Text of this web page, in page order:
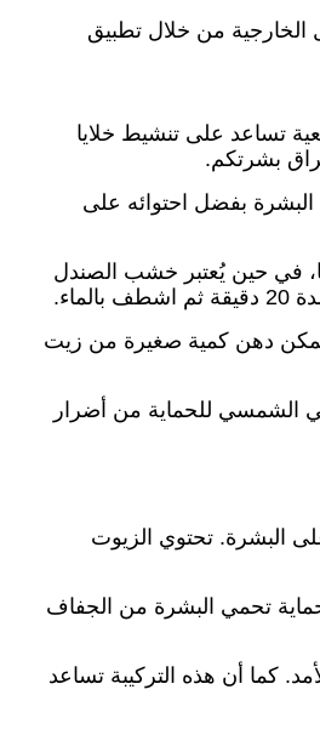
من خلال تطبيق
تساعد على تنشيط خلايا
بشرتكم.
البشرة بفضل احتوائه على
في حين يُعتبر خشب الصندل
يُمكن دهن كمية صغيرة من زيت
الشمسي للحماية من أضرار
البشرة. تحتوي الزيوت
تحمي البشرة من الجفاف
كما أن هذه التركيبة تساعد